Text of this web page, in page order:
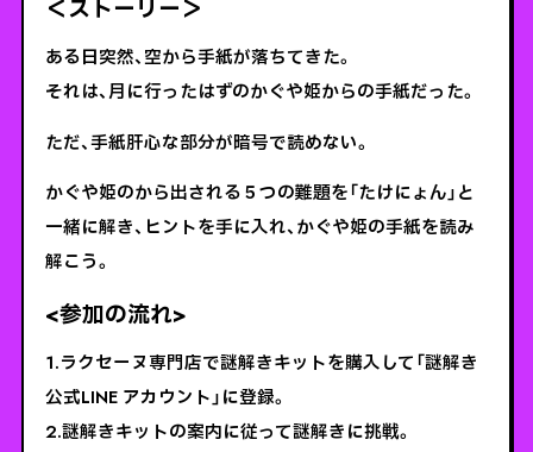
＜ストーリー＞
ある日突然、空から手紙が落ちてきた。
それは、月に行ったはずのかぐや姫からの手紙だった。
ただ、手紙肝心な部分が暗号で読めない。
かぐや姫のから出される５つの難題を「たけにょん」と
一緒に解き、ヒントを手に入れ、かぐや姫の手紙を読み
解こう。
<参加の流れ>
1.ラクセーヌ専門店で謎解きキットを購入して「謎解き
公式LINE アカウント」に登録。
2.謎解きキットの案内に従って謎解きに挑戦。